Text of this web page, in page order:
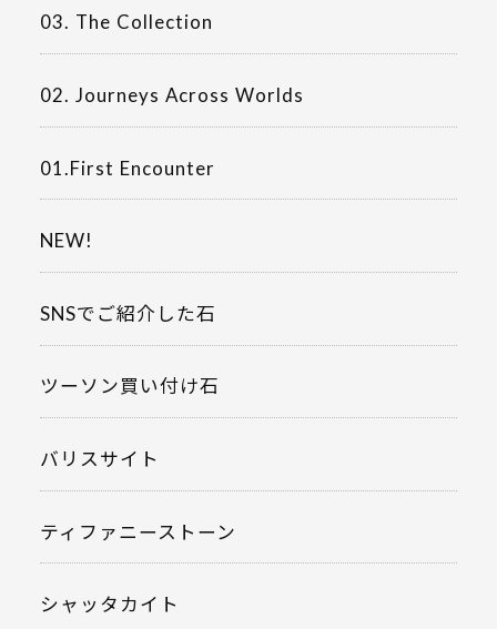
03. The Collection
02. Journeys Across Worlds
01.First Encounter
NEW!
SNSでご紹介した石
ツーソン買い付け石
バリスサイト
ティファニーストーン
シャッタカイト